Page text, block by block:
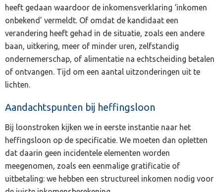
heeft gedaan waardoor de inkomensverklaring ‘inkomen
onbekend’ vermeldt. Of omdat de kandidaat een
verandering heeft gehad in de situatie, zoals een andere
baan, uitkering, meer of minder uren, zelfstandig
ondernemerschap, of alimentatie na echtscheiding betalen
of ontvangen. Tijd om een aantal uitzonderingen uit te
lichten.
Aandachtspunten bij heffingsloon
Bij loonstroken kijken we in eerste instantie naar het
heffingsloon op de specificatie. We moeten dan opletten
dat daarin geen incidentele elementen worden
meegenomen, zoals een eenmalige gratificatie of
uitbetaling: we hebben een structureel inkomen nodig voor